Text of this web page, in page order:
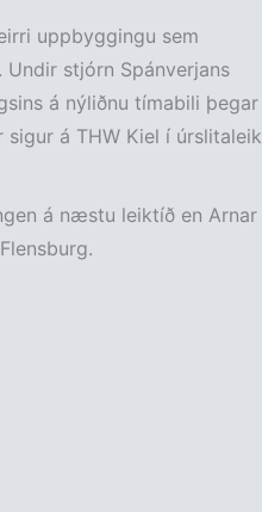
uppbyggingu sem
stjórn Spánverjans
á nýliðnu tímabili þegar
á THW Kiel í úrslitaleik
á næstu leiktíð en Arnar